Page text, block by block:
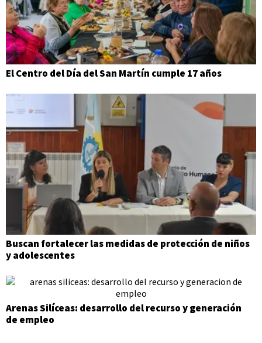
El Centro del Día del San Martín cumple 17 años
Buscan fortalecer las medidas de protección de niños
y adolescentes
Arenas Silíceas: desarrollo del recurso y generación
de empleo